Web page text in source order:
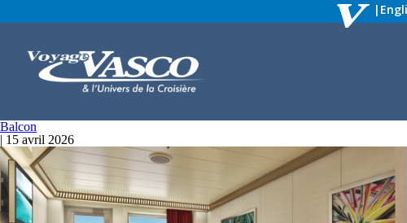
|
Balcon
| 15 avril 2026